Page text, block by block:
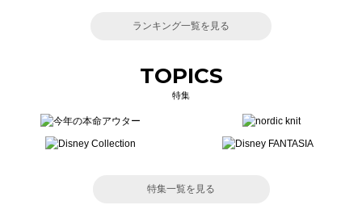
ランキング一覧を見る
TOPICS
特集
特集一覧を見る